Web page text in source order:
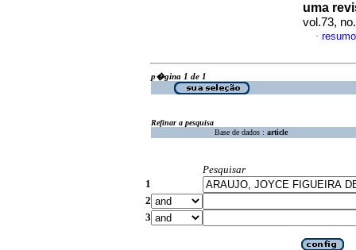
uma
vol.73,
·
p�gina 1 de 1
Refinar a pesquisa
Base de dados : article
Pesquisar
1
2
3